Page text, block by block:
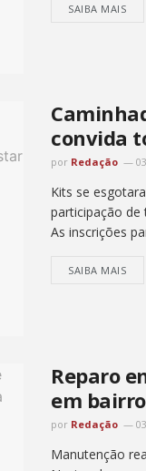
SAIBA MAIS
convida
por Redação
Kits se
participação de
As inscrições
SAIBA MAIS
Reparo
em
por Redação
Manutenção